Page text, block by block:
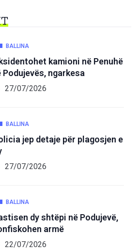
BALLINA
kamioni në Penuhë
Podujevës, ngarkesa
27/07/2026
BALLINA
jep detaje për plagosjen e
27/07/2026
BALLINA
dy shtëpi në Podujevë,
armë
22/07/2026